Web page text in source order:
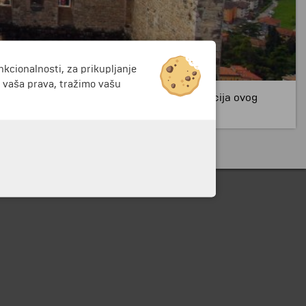
Arko iz 12. veka – glavna turistička atrakcija ovog
za prikupljanje
prava, tražimo vašu